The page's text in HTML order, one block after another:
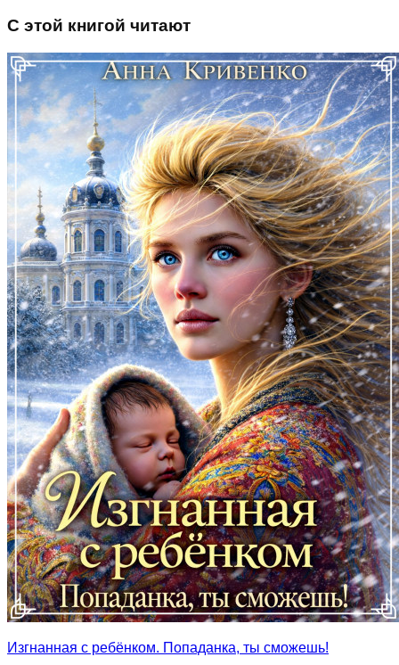
С этой книгой читают
Изгнанная с ребёнком. Попаданка, ты сможешь!